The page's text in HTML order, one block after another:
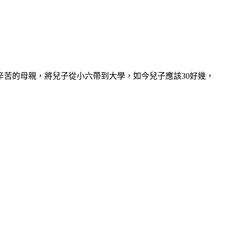
的母親，將兒子從小六帶到大學，如今兒子應該30好幾，